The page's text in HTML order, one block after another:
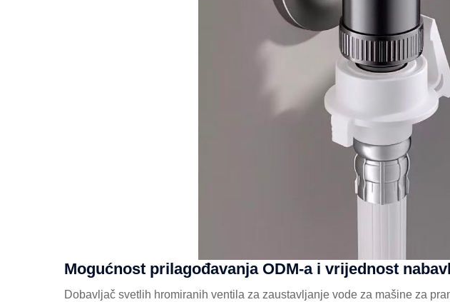
Mogućnost prilagođavanja ODM-a i vrijednost
Dobavljač svetlih hromiranih ventila za zaustavljanje vode za mašine za